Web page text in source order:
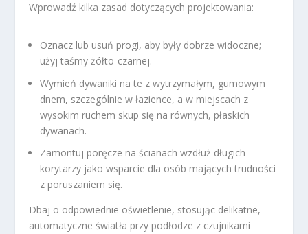
Wprowadź kilka zasad dotyczących projektowania:
Oznacz lub usuń progi, aby były dobrze widoczne;
użyj taśmy żółto-czarnej.
Wymień dywaniki na te z wytrzymałym, gumowym
dnem, szczególnie w łazience, a w miejscach z
wysokim ruchem skup się na równych, płaskich
dywanach.
Zamontuj poręcze na ścianach wzdłuż długich
korytarzy jako wsparcie dla osób mających trudności
z poruszaniem się.
Dbaj o odpowiednie oświetlenie, stosując delikatne,
automatyczne światła przy podłodze z czujnikami